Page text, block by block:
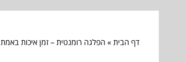
דף הבית» הפלגה רומנטית – זמן איכות באמת